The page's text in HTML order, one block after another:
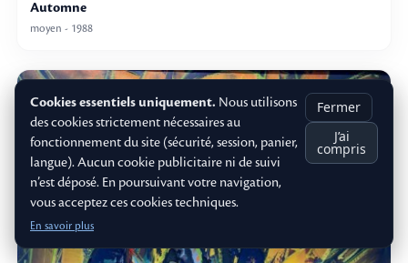
Automne
moyen - 1988
Cookies essentiels uniquement. Nous utilisons
des cookies strictement nécessaires au
fonctionnement du site (sécurité, session, panier,
langue). Aucun cookie publicitaire ni de suivi
n’est déposé. En poursuivant votre navigation,
vous acceptez ces cookies techniques.
En savoir plus
Fermer
J’ai
compris